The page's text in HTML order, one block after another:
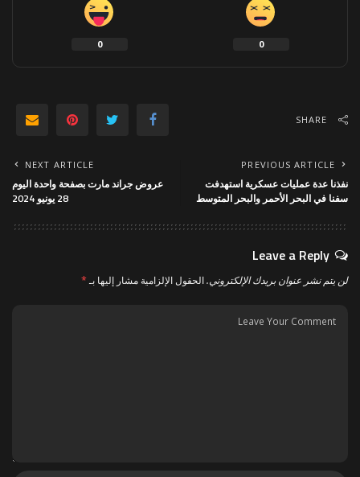
0
0
SHARE
PREVIOUS ARTICLE
نفذنا عدة عمليات عسكرية استهدفت
سفنا في البحر الأحمر والبحر المتوسط
NEXT ARTICLE
عروض جراند مارت بصفحة واحدة اليوم
28 يونيو 2024
Leave a Reply
لن يتم نشر عنوان بريدك الإلكتروني.الحقول الإلزامية مشار إليها بـ*